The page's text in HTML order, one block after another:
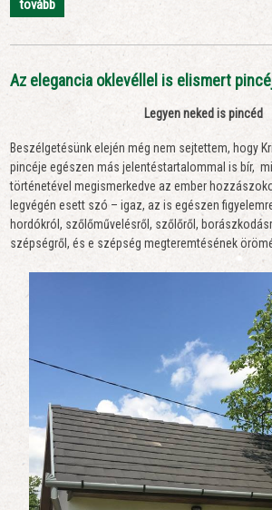
tovább
Az elegancia oklevéllel is elismert
Legyen neked is pincéd
Beszélgetésünk elején még nem sejtettem, hogy
pincéje egészen más jelentéstartalommal is bír,
történetével megismerkedve az ember
legvégén esett szó – igaz, az is egészen
hordókról, szőlőművelésről, szőlőről,
szépségről, és e szépség megteremtésének